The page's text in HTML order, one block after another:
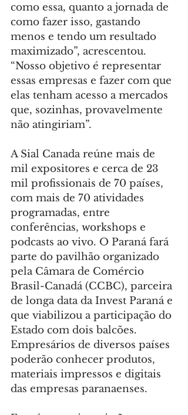
como essa, quanto a jornada de
como fazer isso, gastando
menos e tendo um resultado
maximizado”, acrescentou.
“Nosso objetivo é representar
essas empresas e fazer com que
elas tenham acesso a mercados
que, sozinhas, provavelmente
não atingiriam”.
A Sial Canada reúne mais de
mil expositores e cerca de 23
mil profissionais de 70 países,
com mais de 70 atividades
programadas, entre
conferências, workshops e
podcasts ao vivo. O Paraná fará
parte do pavilhão organizado
pela Câmara de Comércio
Brasil-Canadá (CCBC), parceira
de longa data da Invest Paraná e
que viabilizou a participação do
Estado com dois balcões.
Empresários de diversos países
poderão conhecer produtos,
materiais impressos e digitais
das empresas paranaenses.